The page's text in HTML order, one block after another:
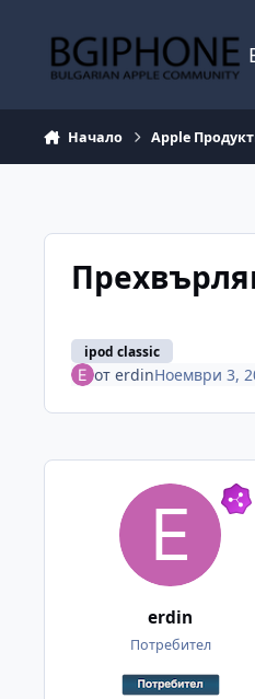
Начало Apple
ipod classic
от erdinНоември 3,
erdin
Потребител